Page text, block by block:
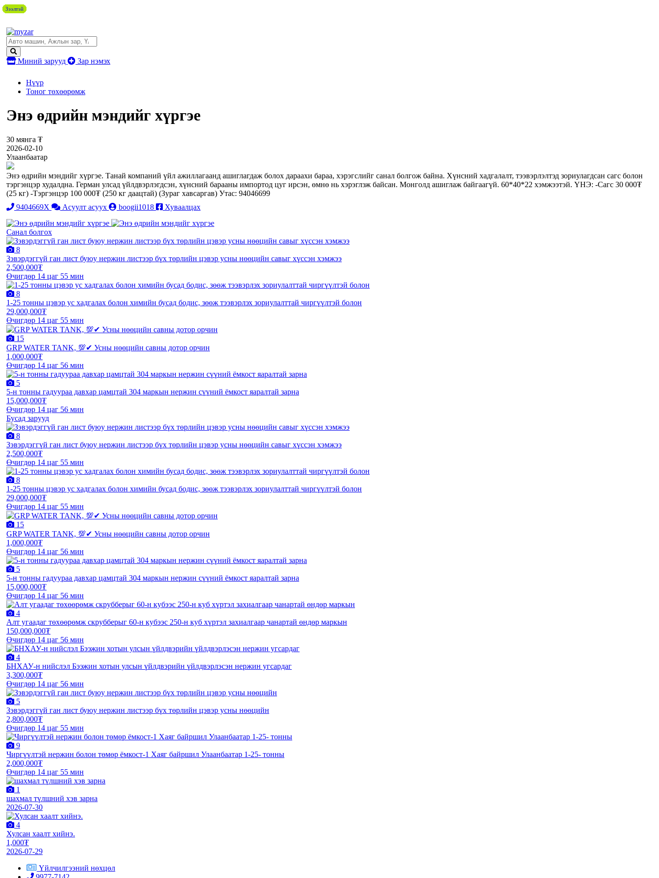
Миний зарууд Зар нэмэх
Нүүр
Тоног төхөөрөмж
Энэ өдрийн мэндийг хүргэе
30 мянга ₮
2026-02-10
Улаанбаатар
Энэ өдрийн мэндийг хүргэе. Танай компаний үйл ажиллагаанд ашиглагдаж болох дараахи бараа, хэрэгслийг санал болгож байна. Хүнсний хадгалалт, тээвэрлэлтэд зориулагдсан сагс болон
тэргэнцэр худалдна. Герман улсад үйлдвэрлэгдсэн, хүнсний барааны импортод цуг ирсэн, өмнө нь хэрэглэж байсан. Монголд ашиглаж байгаагүй. 60*40*22 хэмжээтэй. ҮНЭ: -Сагс 30 000₮
(25 кг) -Тэргэнцэр 100 000₮ (250 кг даацтай) (Зураг хавсаргав) Утас: 94046699
9404669X
Асуулт асуух boogii1018 Хуваалцах
Санал болгох
Зээлтэй
8
Зэвэрдэггүй ган лист буюу нержин листээр бүх төрлийн цэвэр усны нөөцийн савыг хүссэн хэмжээ
2,500,000₮
Өчигдөр 14 цаг 55 мин
Зээлтэй
8
1-25 тонны цэвэр ус хадгалах болон химийн бусад бодис, зөөж тээвэрлэх зориулалттай чиргүүлтэй болон
29,000,000₮
Өчигдөр 14 цаг 55 мин
Зээлтэй
15
GRP WATER TANK, 💯✔ Усны нөөцийн савны дотор орчин
1,000,000₮
Өчигдөр 14 цаг 56 мин
Зээлтэй
5
5-н тонны гадуураа давхар цамцтай 304 маркын нержин сүүний ёмкост яаралтай зарна
15,000,000₮
Өчигдөр 14 цаг 56 мин
Бусад зарууд
Зээлтэй
8
Зэвэрдэггүй ган лист буюу нержин листээр бүх төрлийн цэвэр усны нөөцийн савыг хүссэн хэмжээ
2,500,000₮
Өчигдөр 14 цаг 55 мин
Зээлтэй
8
1-25 тонны цэвэр ус хадгалах болон химийн бусад бодис, зөөж тээвэрлэх зориулалттай чиргүүлтэй болон
29,000,000₮
Өчигдөр 14 цаг 55 мин
Зээлтэй
15
GRP WATER TANK, 💯✔ Усны нөөцийн савны дотор орчин
1,000,000₮
Өчигдөр 14 цаг 56 мин
Зээлтэй
5
5-н тонны гадуураа давхар цамцтай 304 маркын нержин сүүний ёмкост яаралтай зарна
15,000,000₮
Өчигдөр 14 цаг 56 мин
4
Алт угаадаг төхөөрөмж скрубберыг 60-н кубээс 250-н куб хүртэл захиалгаар чанартай өндөр маркын
150,000,000₮
Өчигдөр 14 цаг 56 мин
Зээлтэй
4
БНХАУ-н нийслэл Бээжин хотын улсын үйлдвэрийн үйлдвэрлэсэн нержин угсардаг
3,300,000₮
Өчигдөр 14 цаг 56 мин
Зээлтэй
5
Зэвэрдэггүй ган лист буюу нержин листээр бүх төрлийн цэвэр усны нөөцийн
2,800,000₮
Өчигдөр 14 цаг 55 мин
Зээлтэй
9
Чиргүүлтэй нержин болон төмөр ёмкост-1 Хаяг байршил Улаанбаатар 1-25- тонны
2,000,000₮
Өчигдөр 14 цаг 55 мин
1
шахмал түлшний хэв зарна
2026-07-30
4
Хулсан хаалт хийнэ.
1,000₮
2026-07-29
Үйлчилгээний нөхцөл